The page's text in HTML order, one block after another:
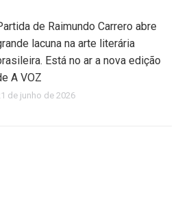
de Raimundo Carrero abre
lacuna na arte literária
Está no ar a nova edição
A VOZ
de junho de 2026